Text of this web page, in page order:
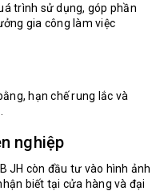
trình sử dụng, góp phần
gia công làm việc
hạn chế rung lắc và
nghiệp
JH còn đầu tư vào hình ảnh
biết tại cửa hàng và đại